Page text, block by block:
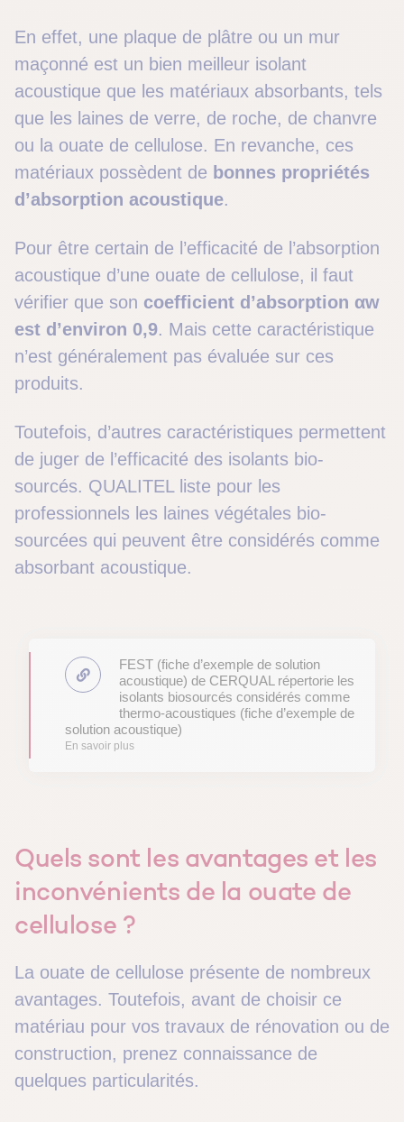
En effet, une plaque de plâtre ou un mur
maçonné est un bien meilleur isolant
acoustique que les matériaux absorbants, tels
que les laines de verre, de roche, de chanvre
ou la ouate de cellulose. En revanche, ces
matériaux possèdent de bonnes propriétés
d’absorption acoustique.
Pour être certain de l’efficacité de l’absorption
acoustique d’une ouate de cellulose, il faut
vérifier que son coefficient d’absorption αw
est d’environ 0,9. Mais cette caractéristique
n’est généralement pas évaluée sur ces
produits.
Toutefois, d’autres caractéristiques permettent
de juger de l’efficacité des isolants bio-
sourcés. QUALITEL liste pour les
professionnels les laines végétales bio-
sourcées qui peuvent être considérés comme
absorbant acoustique.
FEST (fiche d’exemple de solution
acoustique) de CERQUAL répertorie les
isolants biosourcés considérés comme
thermo-acoustiques (fiche d’exemple de
solution acoustique)
En savoir plus
Quels sont les avantages et les
inconvénients de la ouate de
cellulose ?
La ouate de cellulose présente de nombreux
avantages. Toutefois, avant de choisir ce
matériau pour vos travaux de rénovation ou de
construction, prenez connaissance de
quelques particularités.